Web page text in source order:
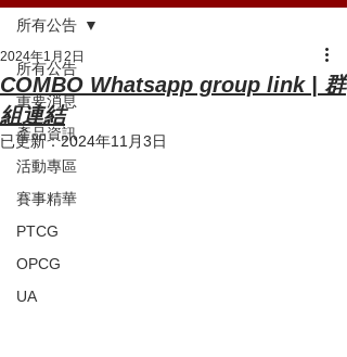
所有公告
重要消息
產品資訊
活動專區
賽事精華
PTCG
OPCG
UA
所有公告
COMBO Whatsapp group link | 群
組連結
2024年1月2日
已更新：2024年11月3日